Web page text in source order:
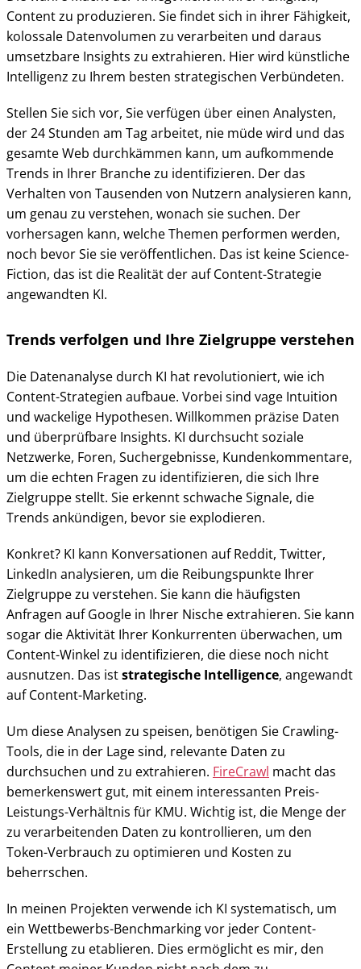
Content zu produzieren. Sie findet sich in ihrer Fähigkeit,
kolossale Datenvolumen zu verarbeiten und daraus
umsetzbare Insights zu extrahieren. Hier wird künstliche
Intelligenz zu Ihrem besten strategischen Verbündeten.
Stellen Sie sich vor, Sie verfügen über einen Analysten,
der 24 Stunden am Tag arbeitet, nie müde wird und das
gesamte Web durchkämmen kann, um aufkommende
Trends in Ihrer Branche zu identifizieren. Der das
Verhalten von Tausenden von Nutzern analysieren kann,
um genau zu verstehen, wonach sie suchen. Der
vorhersagen kann, welche Themen performen werden,
noch bevor Sie sie veröffentlichen. Das ist keine Science-
Fiction, das ist die Realität der auf Content-Strategie
angewandten KI.
Trends verfolgen und Ihre Zielgruppe verstehen
Die Datenanalyse durch KI hat revolutioniert, wie ich
Content-Strategien aufbaue. Vorbei sind vage Intuition
und wackelige Hypothesen. Willkommen präzise Daten
und überprüfbare Insights. KI durchsucht soziale
Netzwerke, Foren, Suchergebnisse, Kundenkommentare,
um die echten Fragen zu identifizieren, die sich Ihre
Zielgruppe stellt. Sie erkennt schwache Signale, die
Trends ankündigen, bevor sie explodieren.
Konkret? KI kann Konversationen auf Reddit, Twitter,
LinkedIn analysieren, um die Reibungspunkte Ihrer
Zielgruppe zu verstehen. Sie kann die häufigsten
Anfragen auf Google in Ihrer Nische extrahieren. Sie kann
sogar die Aktivität Ihrer Konkurrenten überwachen, um
Content-Winkel zu identifizieren, die diese noch nicht
ausnutzen. Das iststrategische Intelligence, angewandt
auf Content-Marketing.
Um diese Analysen zu speisen, benötigen Sie Crawling-
Tools, die in der Lage sind, relevante Daten zu
durchsuchen und zu extrahieren. FireCrawl macht das
bemerkenswert gut, mit einem interessanten Preis-
Leistungs-Verhältnis für KMU. Wichtig ist, die Menge der
zu verarbeitenden Daten zu kontrollieren, um den
Token-Verbrauch zu optimieren und Kosten zu
beherrschen.
In meinen Projekten verwende ich KI systematisch, um
ein Wettbewerbs-Benchmarking vor jeder Content-
Erstellung zu etablieren. Dies ermöglicht es mir, den